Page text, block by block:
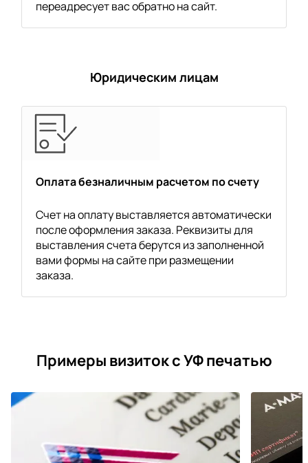
переадресует вас обратно на сайт.
Юридическим лицам
Оплата безналичным расчетом по счету
Счет на оплату выставляется автоматически
после оформления заказа. Реквизиты для
выставления счета берутся из заполненной
вами формы на сайте при размещении
заказа.
Примеры визиток с УФ печатью